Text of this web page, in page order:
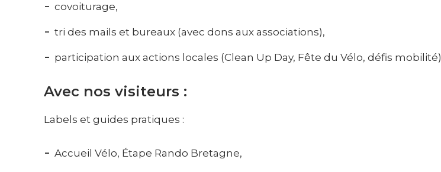
covoiturage,
tri des mails et bureaux (avec dons aux associations),
participation aux actions locales (Clean Up Day, Fête du Vélo, défis mobilité)
Avec nos visiteurs :
Labels et guides pratiques :
Accueil Vélo, Étape Rando Bretagne,